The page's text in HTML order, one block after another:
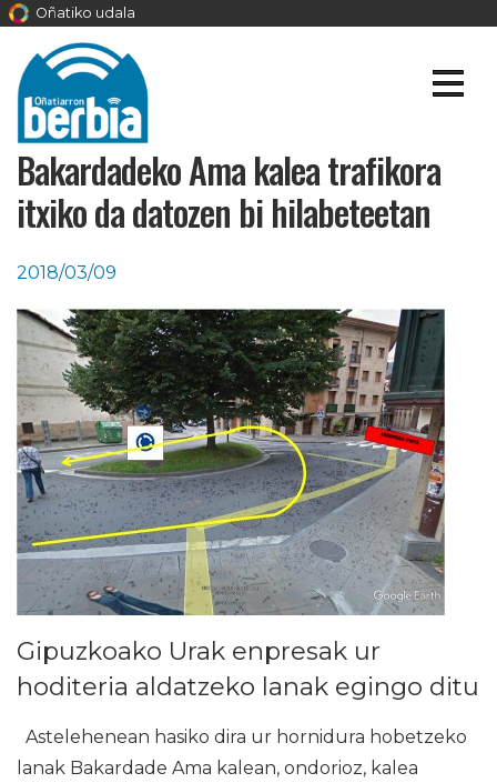
Oñatiko udala
Bakardadeko Ama kalea trafikora
itxiko da datozen bi hilabeteetan
2018/03/09
Gipuzkoako Urak enpresak ur
hoditeria aldatzeko lanak egingo ditu
Astelehenean hasiko dira ur hornidura hobetzeko
lanak Bakardade Ama kalean, ondorioz, kalea